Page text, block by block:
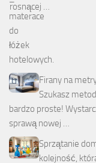
rosnącej …
Firany na
Szukasz
bardzo proste!
sprawą nowej …
Sprzątanie
kolejność,